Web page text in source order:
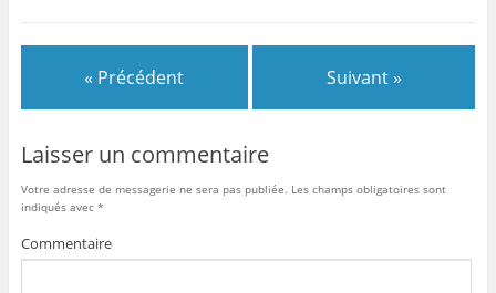
« Précédent Suivant »
Laisser un commentaire
Votre adresse de messagerie ne sera pas publiée. Les champs obligatoires sont
indiqués avec *
Commentaire